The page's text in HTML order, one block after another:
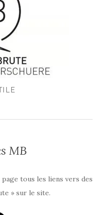
MB
tous les liens vers des
» sur le site.